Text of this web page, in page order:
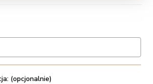
(opcjonalnie)